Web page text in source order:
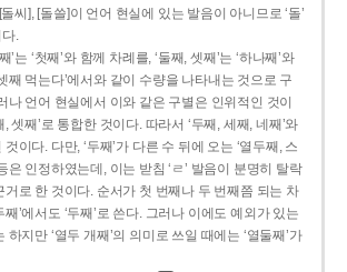
씨], [돌쓸]이 언어 현실에 있는 발음이 아니므로 ‘돌’
.
는 ‘첫째’와 함께 차례를, ‘둘째, 셋째’는 ‘하나째’와
째 먹는다’에서와 같이 수량을 나타내는 것으로 구
나 언어 현실에서 이와 같은 구별은 인위적인 것이
셋째’로 통합한 것이다. 따라서 ‘두째, 세째, 네째’와
이다. 다만, ‘두째’가 다른 수 뒤에 오는 ‘열두째, 스
은 인정하였는데, 이는 받침 ‘ㄹ’ 발음이 분명히 탈락
거로 한 것이다. 순서가 첫 번째나 두 번째쯤 되는 차
’에서도 ‘두째’로 쓴다. 그러나 이에도 예외가 있는
지만 ‘열두 개째’의 의미로 쓰일 때에는 ‘열둘째’가